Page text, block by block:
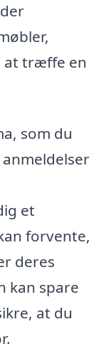
at træffe en
som du
et
forvente,
deres
kan spare
at du